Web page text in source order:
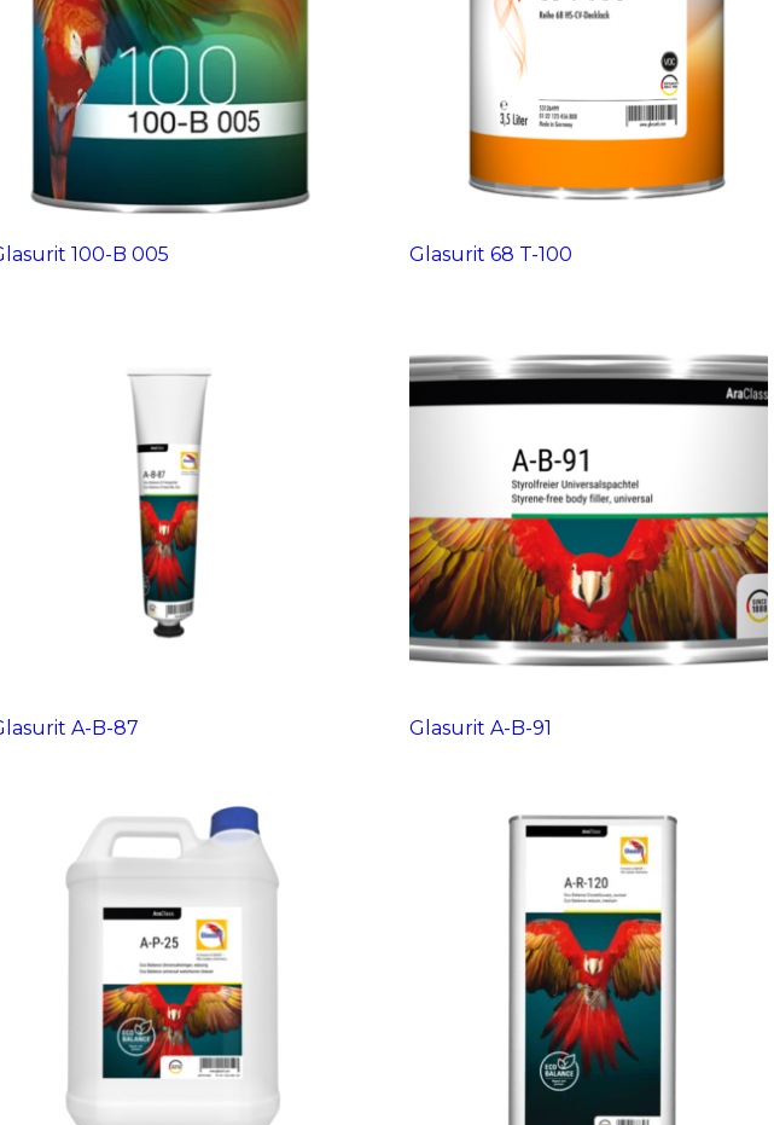
100-B 005 Glasurit 68 T-100
A-B-87 Glasurit A-B-91